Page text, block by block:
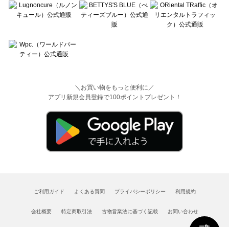
＼お買い物をもっと便利に／
アプリ新規会員登録で100ポイントプレゼント！
ご利用ガイド よくある質問 プライバシーポリシー 利用規約
会社概要 特定商取引法 古物営業法に基づく記載 お問い合わせ